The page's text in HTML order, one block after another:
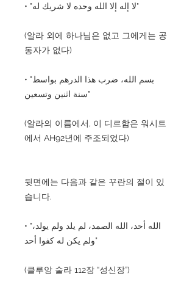
• "لا إله إلا الله وحده لا شريك له"
(알라 외에 하나님은 없고 그에게는 공
동자가 없다)
• "بسم الله، ضرب هذا الدرهم بواسط
سنة اثنين وتسعين"
(알라의 이름에서, 이 디르함은 워시트
에서 AH92년에 주조되었다)
뒷면에는 다음과 같은 꾸란의 절이 있
습니다.
• "الله أحد، الله الصمد، لم يلد ولم يولد،
ولم يكن له كفوا أحد"
(클루앙 술라 112장 “성신장”)